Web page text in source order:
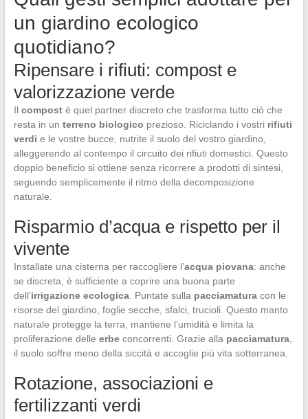
un giardino ecologico
quotidiano?
Ripensare i rifiuti: compost e
valorizzazione verde
Il compostè quel partner discreto che trasforma tutto ciò che
resta in un terreno biologico prezioso. Riciclando i vostri rifiuti
verdi e le vostre bucce, nutrite il suolo del vostro giardino,
alleggerendo al contempo il circuito dei rifiuti domestici. Questo
doppio beneficio si ottiene senza ricorrere a prodotti di sintesi,
seguendo semplicemente il ritmo della decomposizione
naturale.
Risparmio d’acqua e rispetto per il
vivente
Installate una cisterna per raccogliere l’acqua piovana: anche
se discreta, è sufficiente a coprire una buona parte
dell’irrigazione ecologica. Puntate sulla pacciamaturacon le
risorse del giardino, foglie secche, sfalci, trucioli. Questo manto
naturale protegge la terra, mantiene l’umidità e limita la
proliferazione delle erbeconcorrenti. Grazie alla pacciamatura,
il suolo soffre meno della siccità e accoglie più vita sotterranea.
Rotazione, associazioni e
fertilizzanti verdi